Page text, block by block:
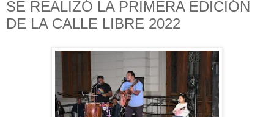
SE REALIZÓ LA PRIMERA EDICIÓN
DE LA CALLE LIBRE 2022